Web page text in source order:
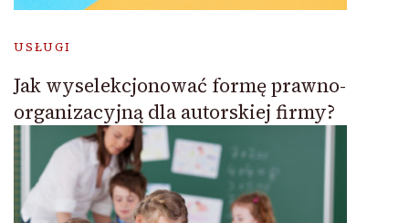
USŁUGI
Jak wyselekcjonować formę prawno-
organizacyjną dla autorskiej firmy?